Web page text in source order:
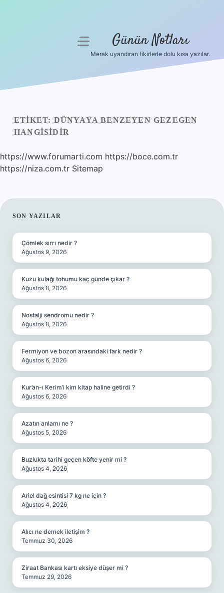
Yasal Uyarı
menüyü
Günün Notları
Merak uyandıran fikirlerle dolu kısa yazılar.
ETIKET: DÜNYAYA BENZEYEN GEZEGEN
HANGISIDIR
https://www.forumarti.com https://boce.com.tr
https://niza.com.tr Sitemap
SIDEBAR
SON YAZILAR
Çömlek sırrı nedir ?
Ağustos 9, 2026
Kuzu kulağı tohumu kaç günde çıkar ?
Ağustos 8, 2026
Nostalji sendromu nedir ?
Ağustos 8, 2026
Fermiyon ve bozon arasındaki fark nedir ?
Ağustos 6, 2026
Kur’an-ı Kerim’i kim kitap haline getirdi ?
Ağustos 6, 2026
Azatın anlamı ne ?
Ağustos 5, 2026
Buzlukta tarihi geçen köfte yenir mi ?
Ağustos 4, 2026
Ariel dağ esintisi 7 kg ne için ?
Ağustos 4, 2026
Alıcı ne demek iletişim ?
Temmuz 30, 2026
Ziraat Bankası kartı eksiye düşer mi ?
Temmuz 29, 2026